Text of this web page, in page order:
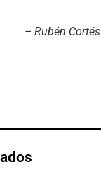
– Rubén Cortés